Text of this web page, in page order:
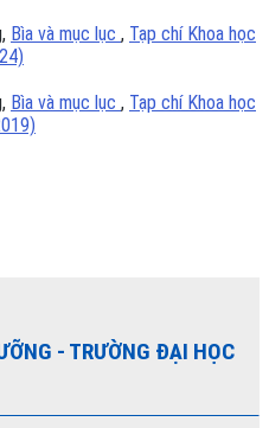
Bìa và mục lục , Tạp chí Khoa học
Bìa và mục lục , Tạp chí Khoa học
- TRƯỜNG ĐẠI HỌC